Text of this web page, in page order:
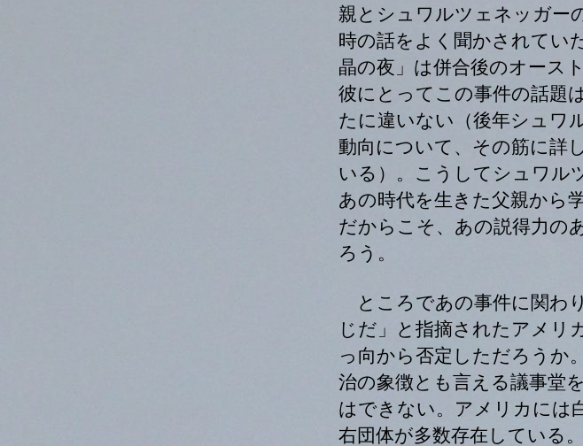
親とシュワルツェネッガー
時の話をよく聞かされてい
晶の夜」は併合後のオース
彼にとってこの事件の話題
たに違いない（後年シュワ
動向について、その筋に詳
いる）。こうしてシュワル
あの時代を生きた父親から
だからこそ、あの説得力の
ろう。
ところであの事件に関わ
じだ」と指摘されたアメリ
っ向から否定しただろうか
治の象徴とも言える議事堂
はできない。アメリカには
右団体が多数存在している